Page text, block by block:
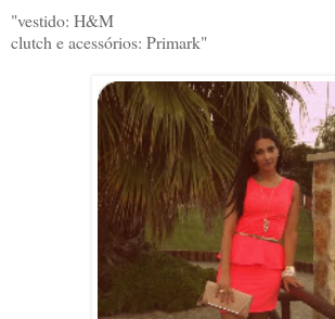
"vestido: H&M
clutch e acessórios: Primark"